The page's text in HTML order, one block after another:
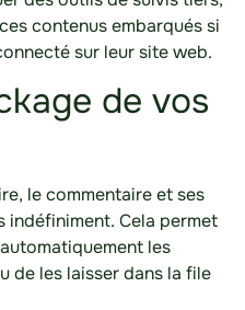
contenus embarqués si
sur leur site web.
de vos
le commentaire et ses
indéfiniment. Cela permet
les
de les laisser dans la file